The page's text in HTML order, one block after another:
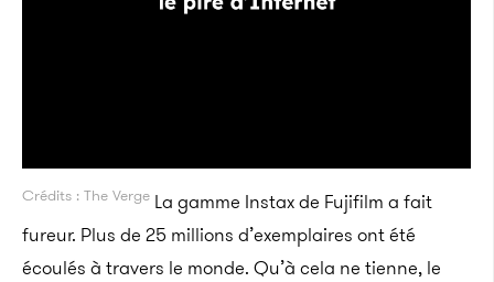
Crédits : The Verge La gamme Instax de Fujifilm a fait
fureur. Plus de 25 millions d’exemplaires ont été
écoulés à travers le monde. Qu’à cela ne tienne, le